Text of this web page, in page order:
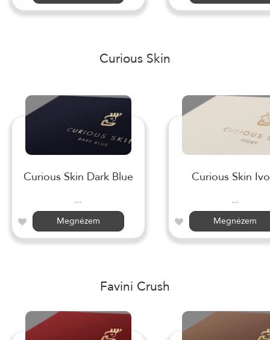
Curious Skin
Curious Skin Dark Blue
...
Megnézem
Curious Skin
...
Megnézem
Favini Crush